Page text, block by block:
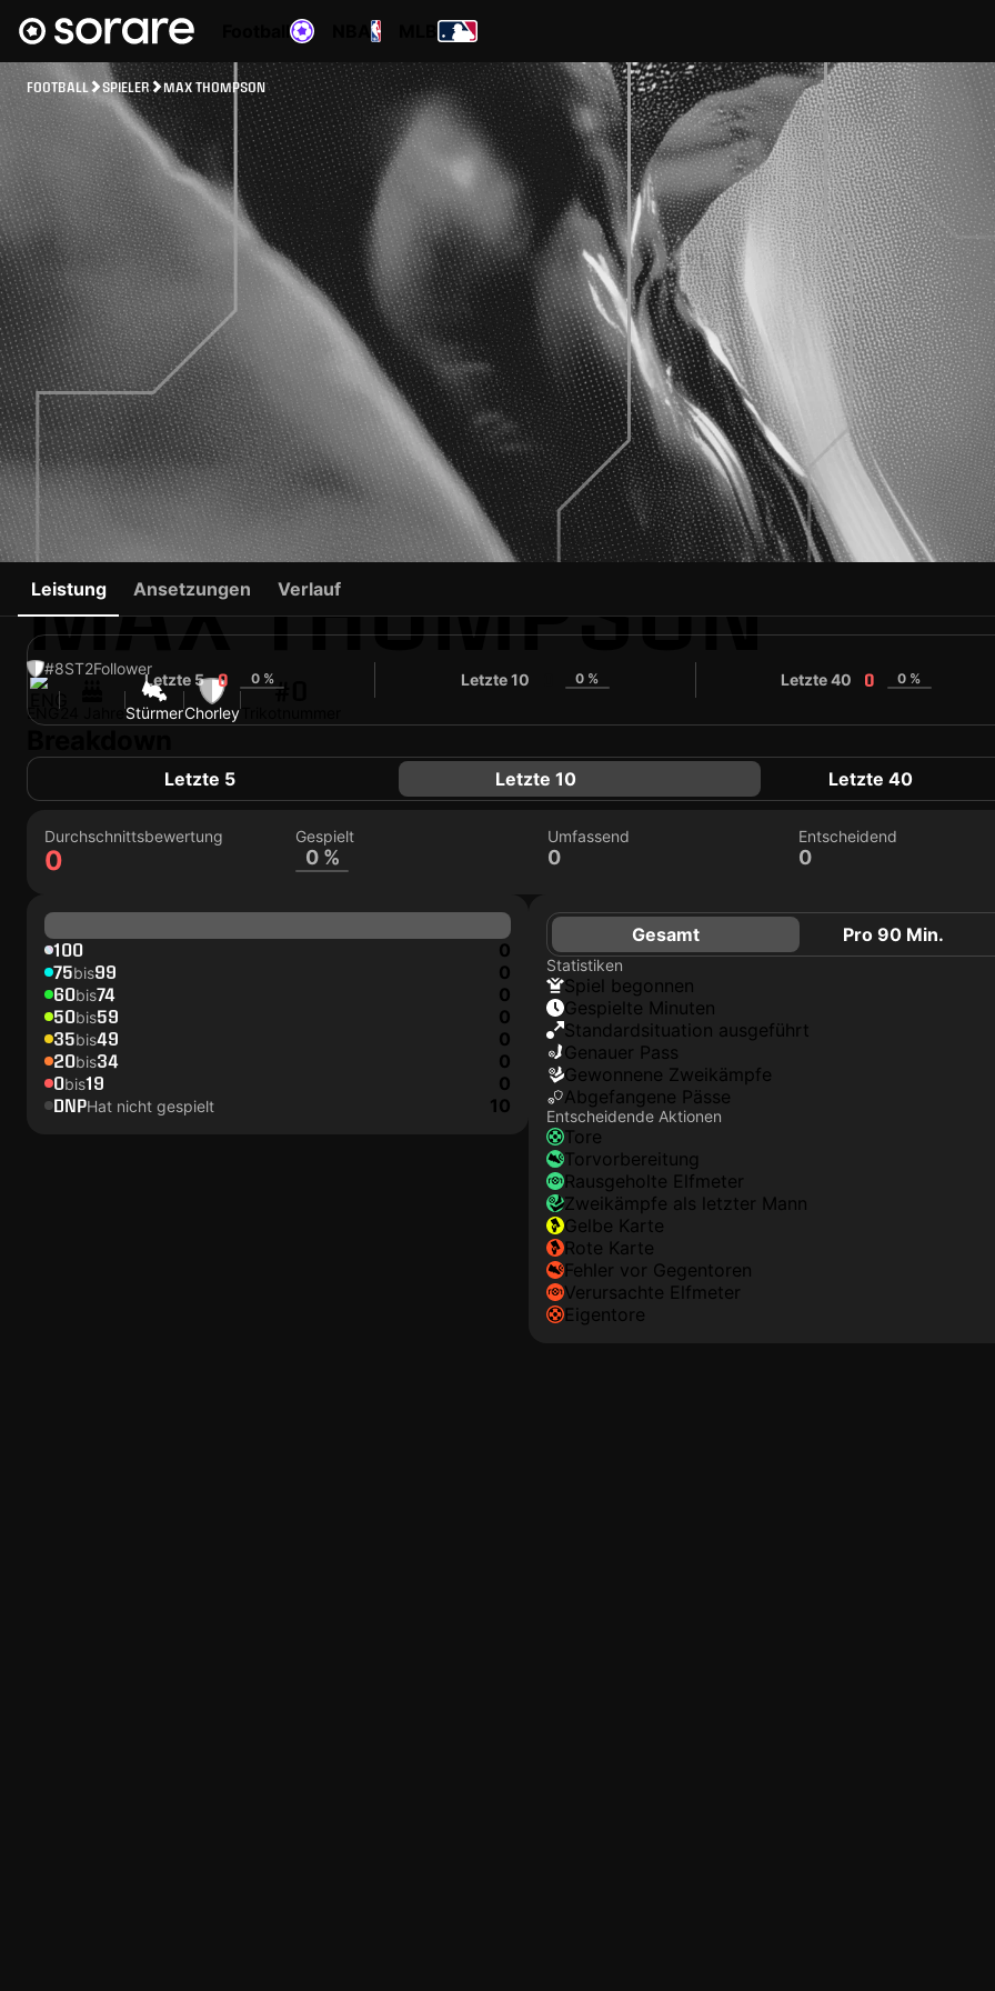
FOOTBALL SPIELER MAX THOMPSON
MAX THOMPSON
#8ST2Follower
ENG StürmerChorley
#0
Leistung Ansetzungen Verlauf
Letzte 5 0 0 % Letzte 10 0 % Letzte 40 0 0 %
Letzte 5 Letzte 10 Letzte 40
Durchschnittsbewertung
0
Gespielt
0 %
Umfassend
0
Entscheidend
0
100 0
75bis99 0
60bis74 0
50bis59 0
35bis49 0
20bis34 0
0bis19 0
DNPHat nicht gespielt 10
Gesamt Pro 90 Min.
Statistiken
Spiel begonnen
Gespielte Minuten
Standardsituation ausgeführt
genauer Pass
Gewonnene Zweikämpfe
Abgefangene Pässe
Entscheidende Aktionen
Tore
Torvorbereitung
rausgeholte Elfmeter
Zweikämpfe als letzter Mann
gelbe Karte
rote Karte
Fehler vor Gegentoren
Verursachte Elfmeter
Eigentore